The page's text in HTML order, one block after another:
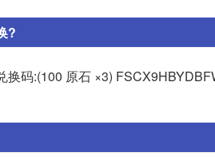
?
换码:(100 原石 ×3)